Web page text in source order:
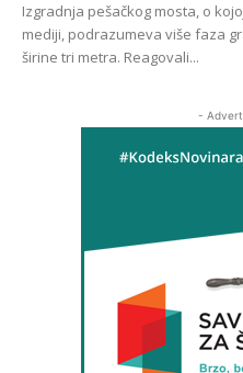
Izgradnja pešačkog mosta, o
mediji, podrazumeva više faza
širine tri metra. Reagovali...
-